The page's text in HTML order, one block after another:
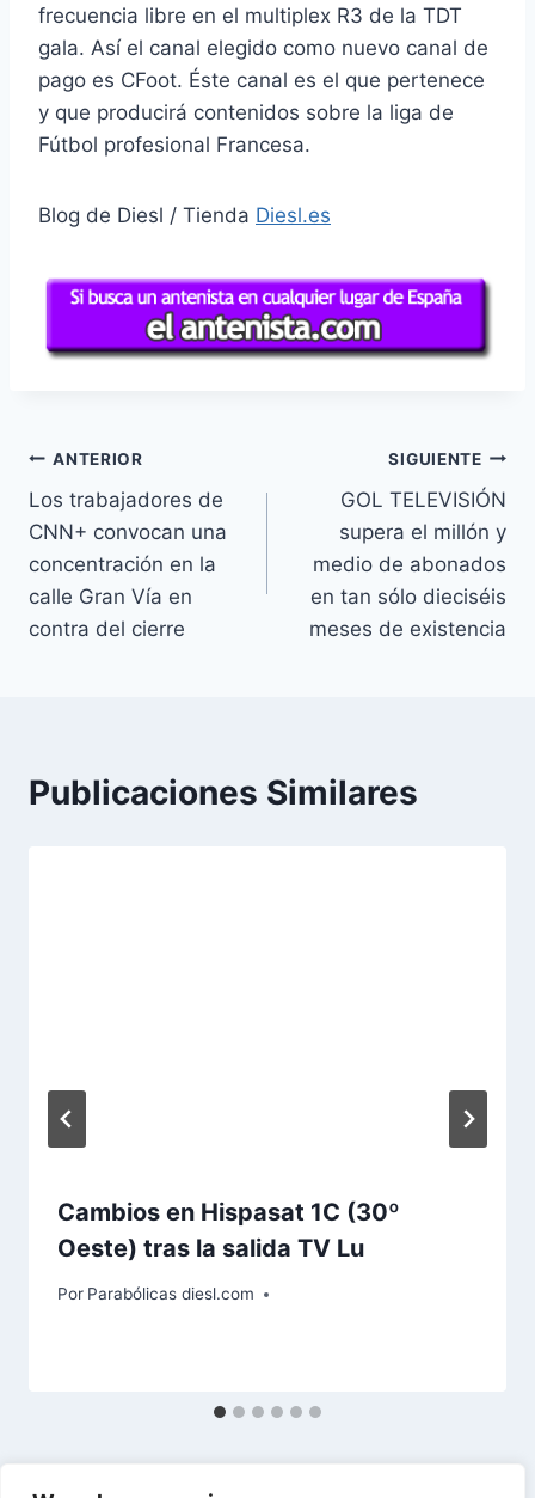
frecuencia libre en el multiplex R3 de la TDT
gala. Así el canal elegido como nuevo canal de
pago es CFoot. Éste canal es el que pertenece
y que producirá contenidos sobre la liga de
Fútbol profesional Francesa.
Blog de Diesl / Tienda Diesl.es
Navegación
de
entradas
ANTERIOR
Los trabajadores de
CNN+ convocan una
concentración en la
calle Gran Vía en
contra del cierre
SIGUIENTE
GOL TELEVISIÓN
supera el millón y
medio de abonados
en tan sólo dieciséis
meses de existencia
Publicaciones Similares
Cambios en Hispasat 1C (30º
Oeste) tras la salida TV Lu
Por Parabólicas diesl.com